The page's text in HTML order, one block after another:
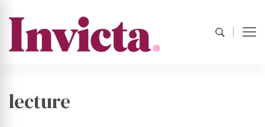
lecture